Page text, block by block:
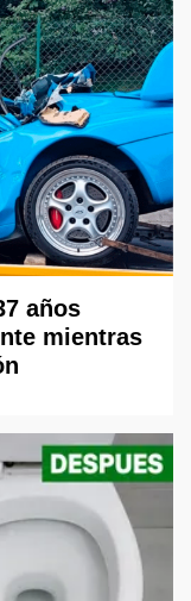
años
mientras